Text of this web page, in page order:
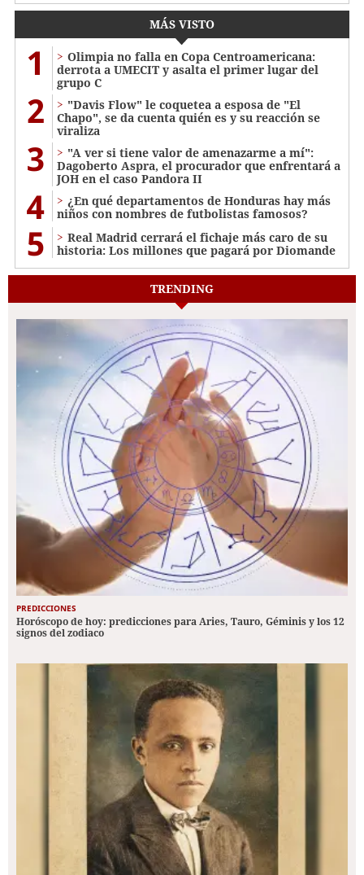
MÁS VISTO
1
Olimpia no falla en Copa Centroamericana:
derrota a UMECIT y asalta el primer lugar del
grupo C
2
"Davis Flow" le coquetea a esposa de "El
Chapo", se da cuenta quién es y su reacción se
viraliza
3
"A ver si tiene valor de amenazarme a mí":
Dagoberto Aspra, el procurador que enfrentará a
JOH en el caso Pandora II
4
¿En qué departamentos de Honduras hay más
niños con nombres de futbolistas famosos?
5
Real Madrid cerrará el fichaje más caro de su
historia: Los millones que pagará por Diomande
TRENDING
PREDICCIONES
Horóscopo de hoy: predicciones para Aries, Tauro, Géminis y los 12
signos del zodiaco